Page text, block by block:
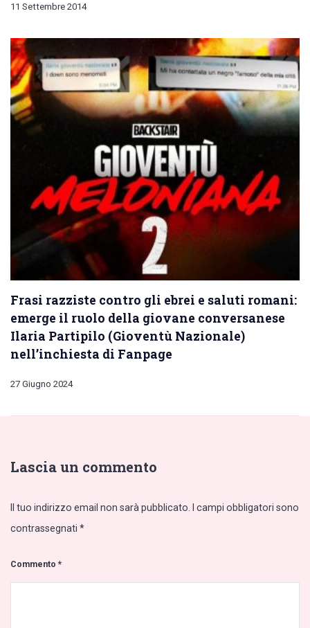
11 Settembre 2014
Frasi razziste contro gli ebrei e saluti romani:
emerge il ruolo della giovane conversanese
Ilaria Partipilo (Gioventù Nazionale)
nell’inchiesta di Fanpage
27 Giugno 2024
Lascia un commento
Il tuo indirizzo email non sarà pubblicato.
I campi obbligatori sono
contrassegnati *
Commento*